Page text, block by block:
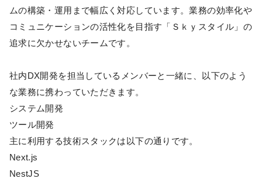
ムの構築・運用まで幅広く対応しています。業務の効率化や
コミュニケーションの活性化を目指す「Ｓｋｙスタイル」の
追求に欠かせないチームです。
社内DX開発を担当しているメンバーと一緒に、以下のよう
な業務に携わっていただきます。
システム開発
ツール開発
主に利用する技術スタックは以下の通りです。
Next.js
NestJS